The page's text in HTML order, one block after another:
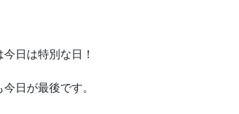
日は特別な日！
日が最後です。